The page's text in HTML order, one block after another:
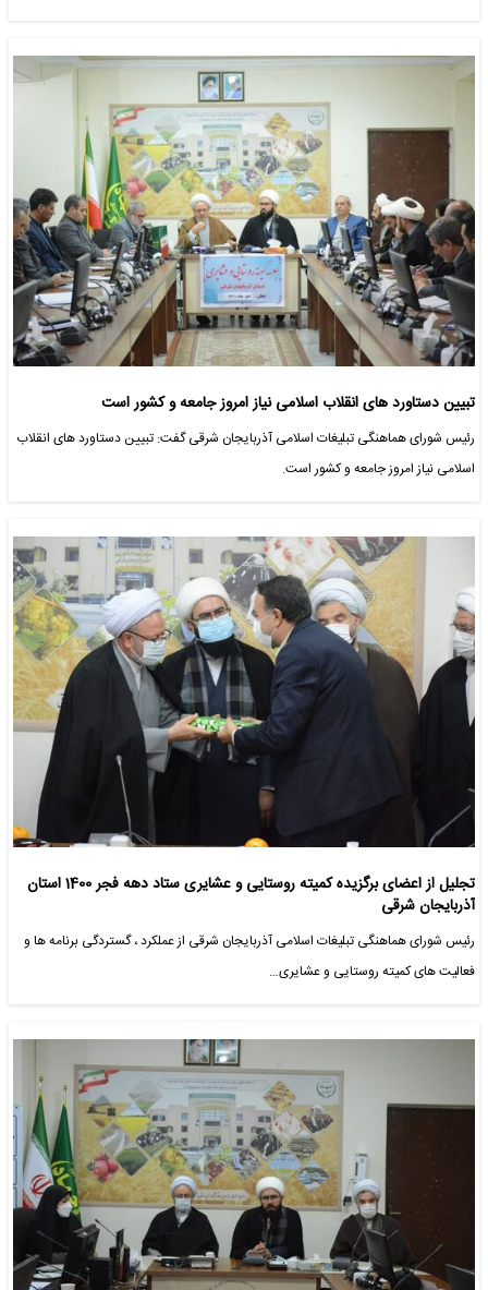
تبیین دستاورد های انقلاب اسلامی نیاز امروز جامعه و کشور است
رئیس شورای هماهنگی تبلیغات اسلامی آذربایجان شرقی گفت: تبیین دستاورد های انقلاب
اسلامی نیاز امروز جامعه و کشور است.
تجلیل از اعضای برگزیده کمیته روستایی و عشایری ستاد دهه فجر 1400 استان
آذربایجان شرقی
رئیس شورای هماهنگی تبلیغات اسلامی آذربایجان شرقی از عملکرد ، گستردگی برنامه ها و
فعالیت های کمیته روستایی و عشایری…